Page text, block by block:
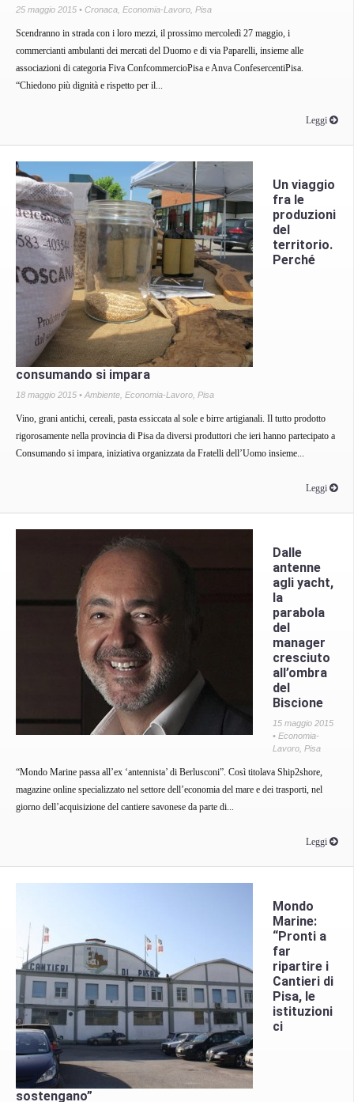
25 maggio 2015 • Cronaca Economia-Lavoro Pisa
Scendranno in strada con i loro mezzi, il prossimo mercoledì 27 maggio, i
commercianti ambulanti dei mercati del Duomo e di via Paparelli, insieme alle
associazioni di categoria Fiva ConfcommercioPisa e Anva ConfesercentiPisa.
“Chiedono più dignità e rispetto per il...
Leggi
Un viaggio
fra le
produzioni
del
territorio.
Perché
consumando si impara
18 maggio 2015 • Ambiente Economia-Lavoro Pisa
Vino, grani antichi, cereali, pasta essiccata al sole e birre artigianali. Il tutto prodotto
rigorosamente nella provincia di Pisa da diversi produttori che ieri hanno partecipato a
Consumando si impara, iniziativa organizzata da Fratelli dell’Uomo insieme...
Leggi
Dalle
antenne
agli yacht,
la
parabola
del
manager
cresciuto
all’ombra
del
Biscione
15 maggio 2015
• Economia-
Lavoro Pisa
“Mondo Marine passa all’ex ‘antennista’ di Berlusconi”. Così titolava Ship2shore,
magazine online specializzato nel settore dell’economia del mare e dei trasporti, nel
giorno dell’acquisizione del cantiere savonese da parte di...
Leggi
Mondo
Marine:
“Pronti a
far
ripartire i
Cantieri di
Pisa, le
istituzioni
ci
sostengano”